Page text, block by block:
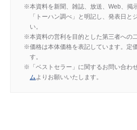
本資料を新聞、雑誌、放送、Web、掲
「トーハン調べ」と明記し、発表日と
い。
本資料の営利を目的とした第三者への
価格は本体価格を表記しています。定
す。
「ベストセラー」に関するお問い合わせ
ムよりお願いいたします。